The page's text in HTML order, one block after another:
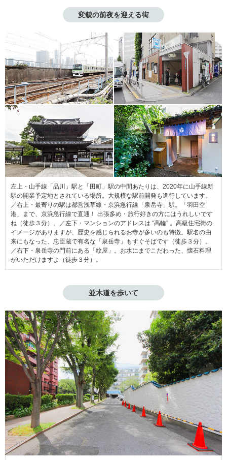
変貌の前夜を迎える街
左上・山手線「品川」駅と「田町」駅の中間あたりは、2020年に山手線新
駅の開業予定地とされている場所。大規模な駅前開発も進行しています。
／右上・最寄りの駅は都営浅草線・京浜急行線「泉岳寺」駅。「羽田空
港」まで、京浜急行線で直通！ 出張多め・旅行好きの方にはうれしいです
ね（徒歩３分）。／左下・マンションのアドレスは “高輪” 。高級住宅街の
イメージがありますが、歴史を感じられるお寺が多いのも特徴。駅名の由
来にもなった、忠臣蔵で有名な「泉岳寺」もすぐそばです（徒歩３分）。
／右下・泉岳寺の門前にある「紋屋」。お水にまでこだわった、懐石料理
がいただけますよ（徒歩３分）。
並木道を歩いて